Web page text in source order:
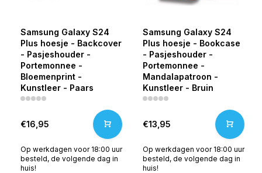
Samsung Galaxy S24
Plus hoesje - Backcover
- Pasjeshouder -
Portemonnee -
Bloemenprint -
Kunstleer - Paars
€16,95
Op werkdagen voor 18:00 uur
besteld, de volgende dag in
huis!
Samsung Galaxy S24
Plus hoesje - Bookcase
- Pasjeshouder -
Portemonnee -
Mandalapatroon -
Kunstleer - Bruin
€13,95
Op werkdagen voor 18:00 uur
besteld, de volgende dag in
huis!